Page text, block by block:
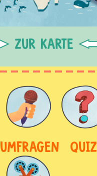
ZUR KARTE
UMFRAGEN QUIZ